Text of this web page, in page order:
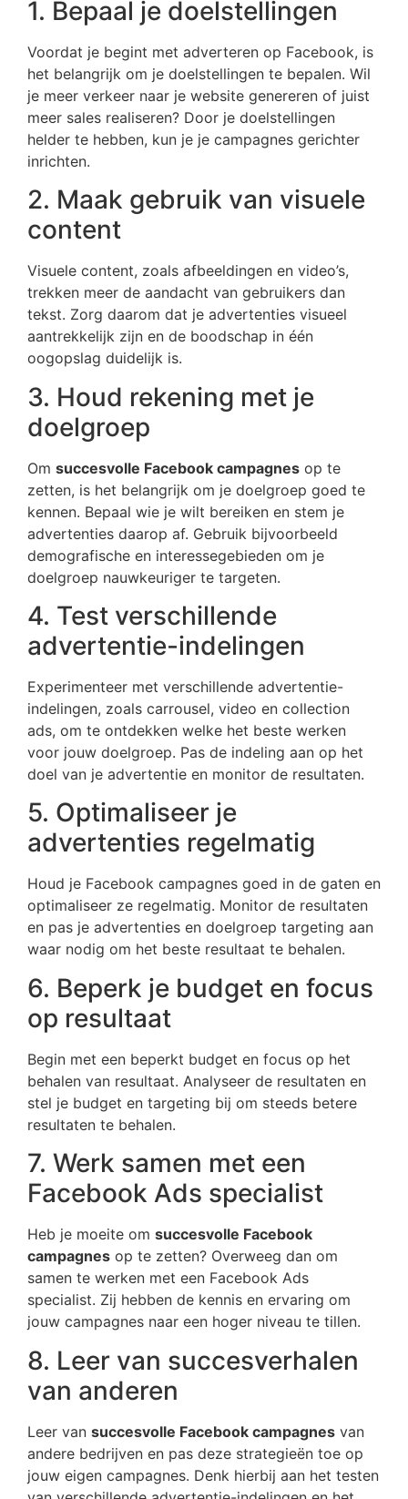
1. Bepaal je doelstellingen
Voordat je begint met adverteren op Facebook, is
het belangrijk om je doelstellingen te bepalen. Wil
je meer verkeer naar je website genereren of juist
meer sales realiseren? Door je doelstellingen
helder te hebben, kun je je campagnes gerichter
inrichten.
2. Maak gebruik van visuele
content
Visuele content, zoals afbeeldingen en video’s,
trekken meer de aandacht van gebruikers dan
tekst. Zorg daarom dat je advertenties visueel
aantrekkelijk zijn en de boodschap in één
oogopslag duidelijk is.
3. Houd rekening met je
doelgroep
Om succesvolle Facebook campagnes op te
zetten, is het belangrijk om je doelgroep goed te
kennen. Bepaal wie je wilt bereiken en stem je
advertenties daarop af. Gebruik bijvoorbeeld
demografische en interessegebieden om je
doelgroep nauwkeuriger te targeten.
4. Test verschillende
advertentie-indelingen
Experimenteer met verschillende advertentie-
indelingen, zoals carrousel, video en collection
ads, om te ontdekken welke het beste werken
voor jouw doelgroep. Pas de indeling aan op het
doel van je advertentie en monitor de resultaten.
5. Optimaliseer je
advertenties regelmatig
Houd je Facebook campagnes goed in de gaten en
optimaliseer ze regelmatig. Monitor de resultaten
en pas je advertenties en doelgroep targeting aan
waar nodig om het beste resultaat te behalen.
6. Beperk je budget en focus
op resultaat
Begin met een beperkt budget en focus op het
behalen van resultaat. Analyseer de resultaten en
stel je budget en targeting bij om steeds betere
resultaten te behalen.
7. Werk samen met een
Facebook Ads specialist
Heb je moeite om succesvolle Facebook
campagnes op te zetten? Overweeg dan om
samen te werken met een Facebook Ads
specialist. Zij hebben de kennis en ervaring om
jouw campagnes naar een hoger niveau te tillen.
8. Leer van succesverhalen
van anderen
Leer van succesvolle Facebook campagnes van
andere bedrijven en pas deze strategieën toe op
jouw eigen campagnes. Denk hierbij aan het testen